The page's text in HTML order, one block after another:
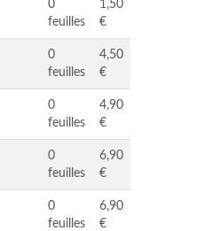
0
feuilles
1,50
€
0
feuilles
4,50
€
0
feuilles
4,90
€
0
feuilles
6,90
€
0
feuilles
6,90
€